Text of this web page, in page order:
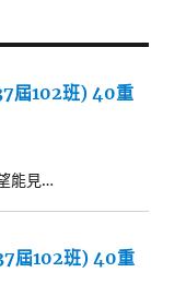
屆102班) 40重
能見…
屆102班) 40重